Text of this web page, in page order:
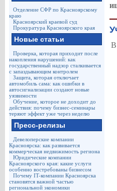
Отделение СФР по Красноярскому
краю
Красноярский краевой суд
Прокуратура Красноярского края
Новые статьи
Проверка, которая приходит после
накопления нарушений: как
государственный надзор сталкивается
с запаздывающим контролем
Защита, которая отключает
автомобиль сама: как ошибки в
автосигнализации создают новые
уязвимости
Обучение, которое не доходит до
действия: почему бизнес-семинары
теряют эффект уже через неделю
Пресс-релизы
Девелоперские компании
Красноярска: как развивается
коммерческая недвижимость региона
Юридические компании
Красноярского края: какие услуги
особенно востребованы бизнесом
Почему IT-компании Красноярска
становятся важной частью
региональной экономики
В